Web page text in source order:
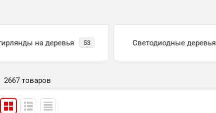
на деревья 53 Светодиодные деревья
2667 товаров